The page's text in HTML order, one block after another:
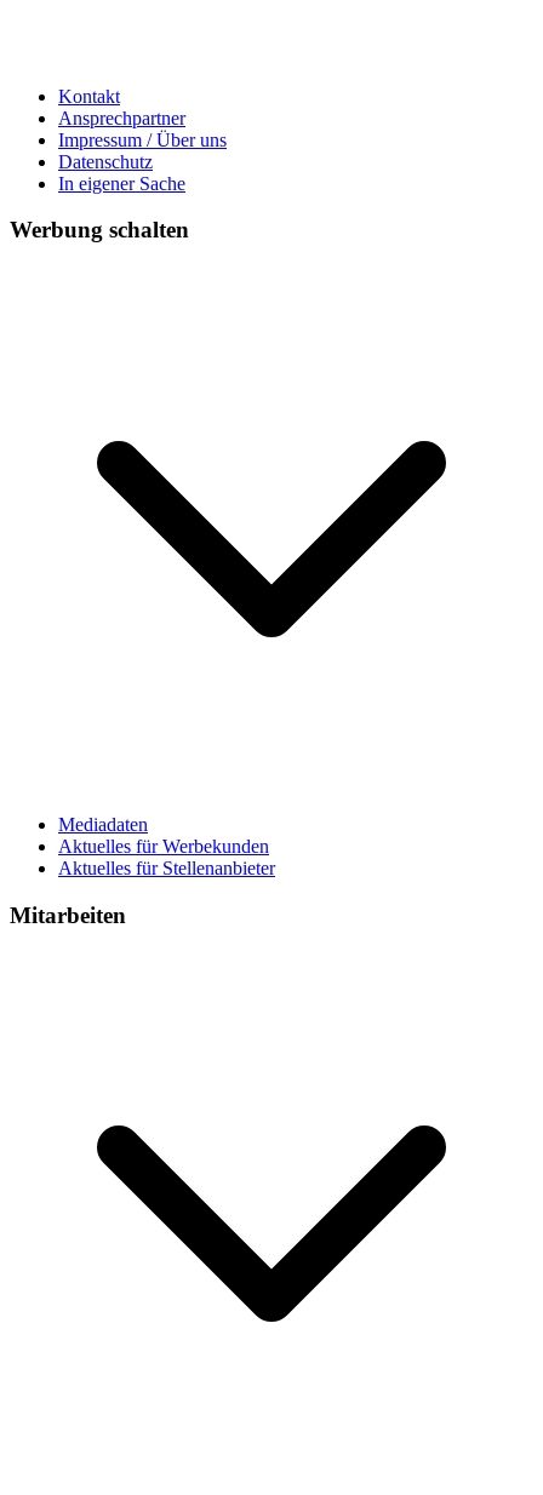
Kontakt
Ansprechpartner
Impressum / Über uns
Datenschutz
In eigener Sache
Werbung schalten
Mediadaten
Aktuelles für Werbekunden
Aktuelles für Stellenanbieter
Mitarbeiten